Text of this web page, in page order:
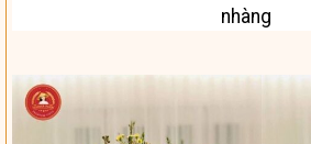
nhàng